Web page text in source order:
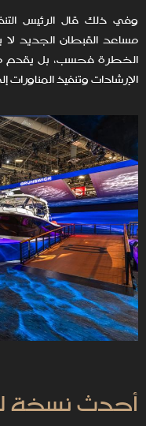
وفي ذلك قال الرئيس
مساعد القبطان الجديد
الخطرة فحسب، بل يقدم
الإرشادات وتنفيذ
أحدث نسخة